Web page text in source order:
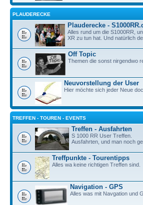
PLAUDERECKE
Plauderecke -
Alles rund um die S1000RR,
XR zu tun hat. Und natürlich
Off Topic
Themen die sonst nirgendwo
Neuvorstellung der User
Hier möchte sich jeder Neue
TREFFEN - TOUREN - EVENTS
Treffen - Ausfahrten
S 1000 RR User Treffen.
Ausfahrten, und man noch
Treffpunkte - Tourentipps
Alles wa keine richtigen Treffen sind.
Navigation - GPS
Alles was mit Navgation und